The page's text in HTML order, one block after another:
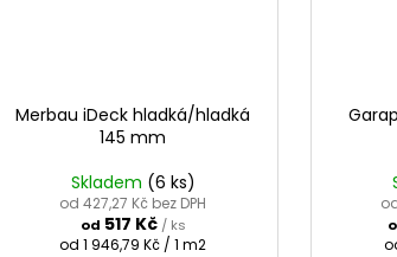
Merbau iDeck hladká/hladká
145 mm
Skladem (6 ks)
od 427,27 Kč bez DPH
od 517 Kč / ks
Měrná
od 1 946,79 Kč / 1 m2